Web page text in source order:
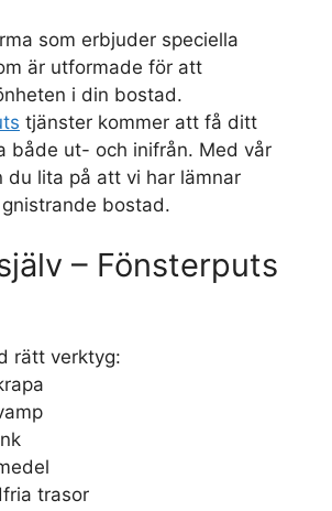
som erbjuder speciella
är utformade för att
i din bostad.
tjänster kommer att få ditt
både ut- och inifrån. Med vår
du lita på att vi har lämnar
bostad.
– Fönsterputs
rätt verktyg:
trasor